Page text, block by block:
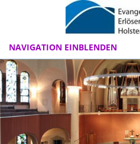
NAVIGATION EINBLENDEN